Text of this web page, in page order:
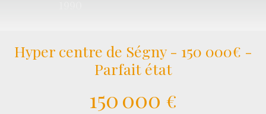
Hyper centre de Ségny - 150 000€ -
Parfait état
150 000 €